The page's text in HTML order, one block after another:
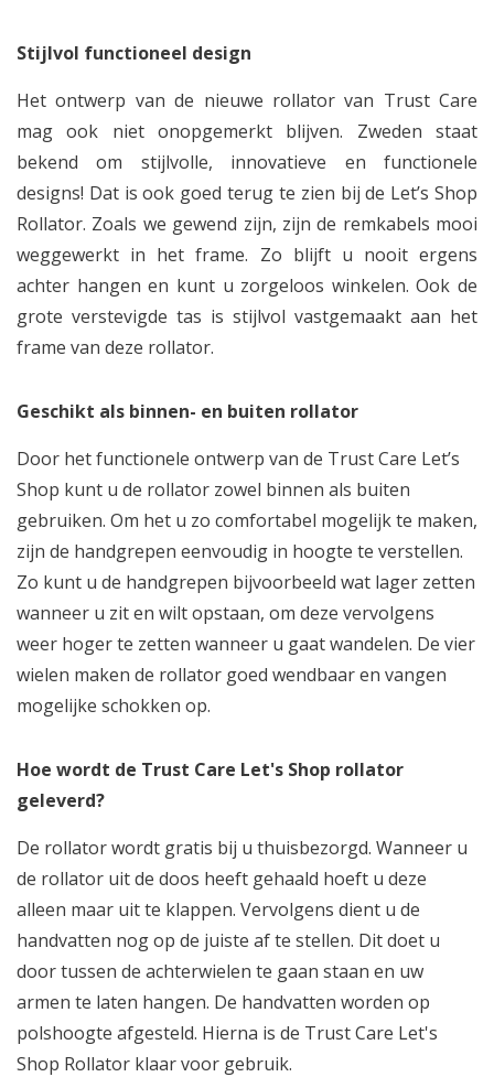
Stijlvol functioneel design
Het ontwerp van de nieuwe rollator van Trust Care
mag ook niet onopgemerkt blijven. Zweden staat
bekend om stijlvolle, innovatieve en functionele
designs! Dat is ook goed terug te zien bij de Let’s Shop
Rollator. Zoals we gewend zijn, zijn de remkabels mooi
weggewerkt in het frame. Zo blijft u nooit ergens
achter hangen en kunt u zorgeloos winkelen. Ook de
grote verstevigde tas is stijlvol vastgemaakt aan het
frame van deze rollator.
Geschikt als binnen- en buiten rollator
Door het functionele ontwerp van de Trust Care Let’s
Shop kunt u de rollator zowel binnen als buiten
gebruiken. Om het u zo comfortabel mogelijk te maken,
zijn de handgrepen eenvoudig in hoogte te verstellen.
Zo kunt u de handgrepen bijvoorbeeld wat lager zetten
wanneer u zit en wilt opstaan, om deze vervolgens
weer hoger te zetten wanneer u gaat wandelen. De vier
wielen maken de rollator goed wendbaar en vangen
mogelijke schokken op.
Hoe wordt de Trust Care Let's Shop rollator
geleverd?
De rollator wordt gratis bij u thuisbezorgd. Wanneer u
de rollator uit de doos heeft gehaald hoeft u deze
alleen maar uit te klappen. Vervolgens dient u de
handvatten nog op de juiste af te stellen. Dit doet u
door tussen de achterwielen te gaan staan en uw
armen te laten hangen. De handvatten worden op
polshoogte afgesteld. Hierna is de Trust Care Let's
Shop Rollator klaar voor gebruik.